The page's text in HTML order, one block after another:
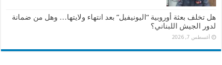
هل تخلف بعثة أوروبية “اليونيفيل” بعد انتهاء ولايتها… وهل من ضمانة
لدور الجيش اللبناني؟
أغسطس 7, 2026